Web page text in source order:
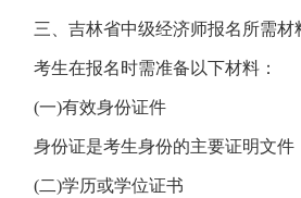
三、吉林省中级经济师报名所需材
考生在报名时需准备以下材料：
(一)有效身份证件
身份证是考生身份的主要证明文件
(二)学历或学位证书